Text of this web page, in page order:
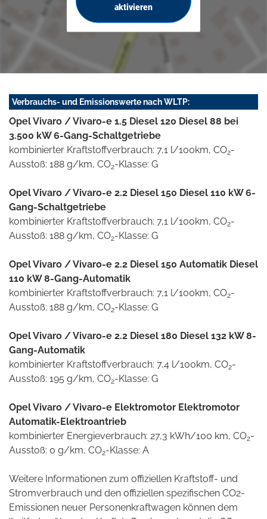
aktivieren
Verbrauchs- und Emissionswerte nach WLTP:
Opel Vivaro / Vivaro-e 1.5 Diesel 120 Diesel 88 bei
3.500 kW 6-Gang-Schaltgetriebe
kombinierter Kraftstoffverbrauch: 7,1 l/100km, CO2-
Ausstoß: 188 g/km, CO2-Klasse: G
Opel Vivaro / Vivaro-e 2.2 Diesel 150 Diesel 110 kW 6-
Gang-Schaltgetriebe
kombinierter Kraftstoffverbrauch: 7,1 l/100km, CO2-
Ausstoß: 188 g/km, CO2-Klasse: G
Opel Vivaro / Vivaro-e 2.2 Diesel 150 Automatik Diesel
110 kW 8-Gang-Automatik
kombinierter Kraftstoffverbrauch: 7,1 l/100km, CO2-
Ausstoß: 188 g/km, CO2-Klasse: G
Opel Vivaro / Vivaro-e 2.2 Diesel 180 Diesel 132 kW 8-
Gang-Automatik
kombinierter Kraftstoffverbrauch: 7,4 l/100km, CO2-
Ausstoß: 195 g/km, CO2-Klasse: G
Opel Vivaro / Vivaro-e Elektromotor Elektromotor
Automatik-Elektroantrieb
kombinierter Energieverbrauch: 27,3 kWh/100 km, CO2-
Ausstoß: 0 g/km, CO2-Klasse: A
Weitere Informationen zum offiziellen Kraftstoff- und
Stromverbrauch und den offiziellen spezifischen CO2-
Emissionen neuer Personenkraftwagen können dem